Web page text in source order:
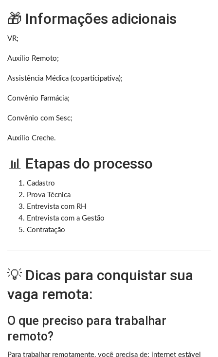
🎁 Informações adicionais
VR;
Auxílio Remoto;
Assistência Médica (coparticipativa);
Convênio Farmácia;
Convênio com Sesc;
Auxílio Creche.
📊 Etapas do processo
Cadastro
Prova Técnica
Entrevista com RH
Entrevista com a Gestão
Contratação
💡 Dicas para conquistar sua
vaga remota:
O que preciso para trabalhar
remoto?
Para trabalhar remotamente, você precisa de: internet estável